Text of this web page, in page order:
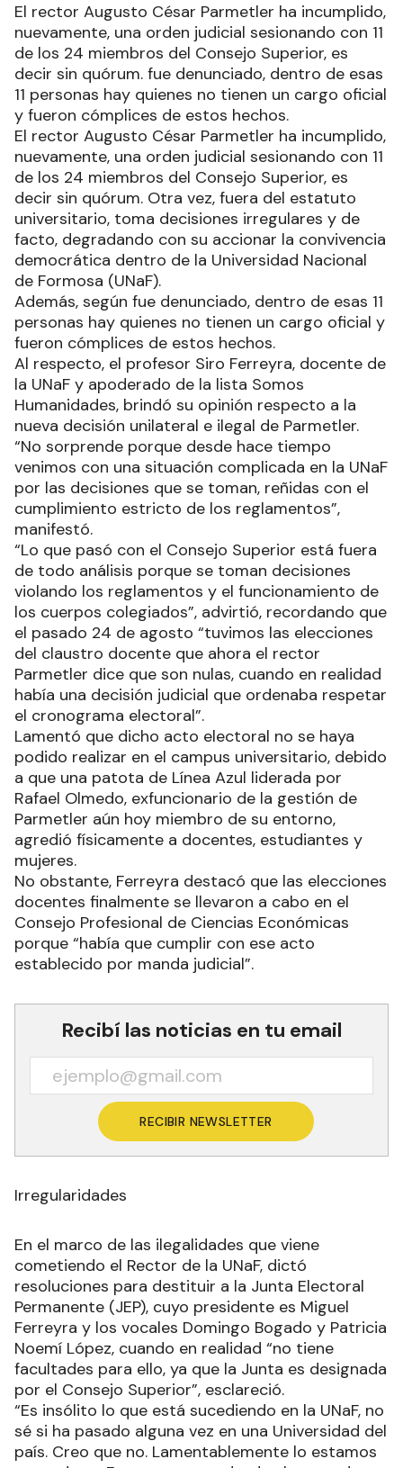
El rector Augusto César Parmetler ha incumplido,
nuevamente, una orden judicial sesionando con 11
de los 24 miembros del Consejo Superior, es
decir sin quórum. fue denunciado, dentro de esas
11 personas hay quienes no tienen un cargo oficial
y fueron cómplices de estos hechos.
El rector Augusto César Parmetler ha incumplido,
nuevamente, una orden judicial sesionando con 11
de los 24 miembros del Consejo Superior, es
decir sin quórum. Otra vez, fuera del estatuto
universitario, toma decisiones irregulares y de
facto, degradando con su accionar la convivencia
democrática dentro de la Universidad Nacional
de Formosa (UNaF).
Además, según fue denunciado, dentro de esas 11
personas hay quienes no tienen un cargo oficial y
fueron cómplices de estos hechos.
Al respecto, el profesor Siro Ferreyra, docente de
la UNaF y apoderado de la lista Somos
Humanidades, brindó su opinión respecto a la
nueva decisión unilateral e ilegal de Parmetler.
“No sorprende porque desde hace tiempo
venimos con una situación complicada en la UNaF
por las decisiones que se toman, reñidas con el
cumplimiento estricto de los reglamentos”,
manifestó.
“Lo que pasó con el Consejo Superior está fuera
de todo análisis porque se toman decisiones
violando los reglamentos y el funcionamiento de
los cuerpos colegiados”, advirtió, recordando que
el pasado 24 de agosto “tuvimos las elecciones
del claustro docente que ahora el rector
Parmetler dice que son nulas, cuando en realidad
había una decisión judicial que ordenaba respetar
el cronograma electoral”.
Lamentó que dicho acto electoral no se haya
podido realizar en el campus universitario, debido
a que una patota de Línea Azul liderada por
Rafael Olmedo, exfuncionario de la gestión de
Parmetler aún hoy miembro de su entorno,
agredió físicamente a docentes, estudiantes y
mujeres.
No obstante, Ferreyra destacó que las elecciones
docentes finalmente se llevaron a cabo en el
Consejo Profesional de Ciencias Económicas
porque “había que cumplir con ese acto
establecido por manda judicial”.
Recibí las noticias en tu email
RECIBIR NEWSLETTER
Irregularidades
En el marco de las ilegalidades que viene
cometiendo el Rector de la UNaF, dictó
resoluciones para destituir a la Junta Electoral
Permanente (JEP), cuyo presidente es Miguel
Ferreyra y los vocales Domingo Bogado y Patricia
Noemí López, cuando en realidad “no tiene
facultades para ello, ya que la Junta es designada
por el Consejo Superior”, esclareció.
“Es insólito lo que está sucediendo en la UNaF, no
sé si ha pasado alguna vez en una Universidad del
país. Creo que no. Lamentablemente lo estamos